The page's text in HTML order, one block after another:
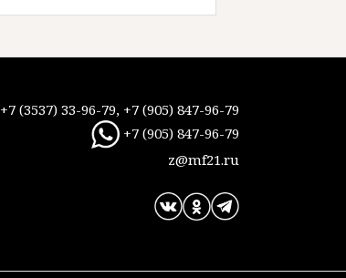
+7 (3537) 33-96-79, +7 (905) 847-96-79
+7 (905) 847-96-79
z@mf21.ru